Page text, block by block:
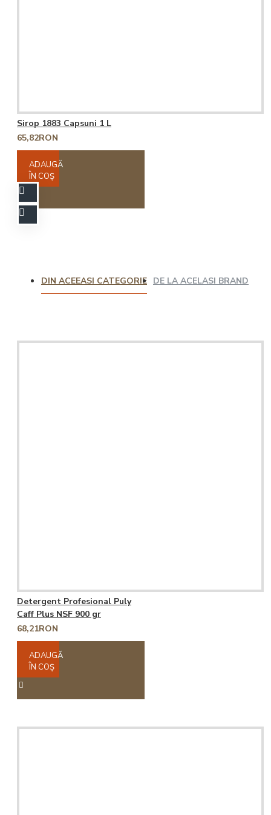
Sirop 1883 Capsuni 1 L
65,82RON
ADAUGĂ
ÎN COŞ
DIN ACEEASI CATEGORIE DE LA ACELASI BRAND
Detergent Profesional Puly
Caff Plus NSF 900 gr
68,21RON
ADAUGĂ
ÎN COŞ